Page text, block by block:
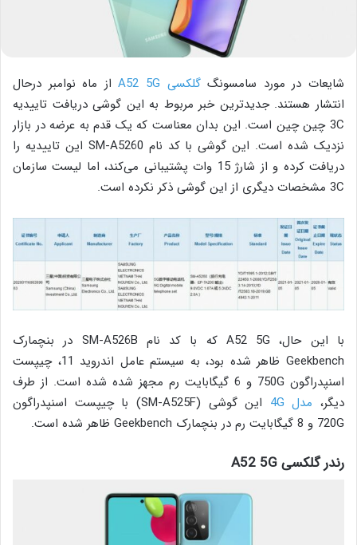
شایعات در مورد سامسونگگلکسی A52 5G
از ماه نوامبر درحال
انتشار هستند. جدیدترین خبر مربوط به این گوشی دریافت تاییدیه
3C چین چین است. این بدان معناست که یک قدم به عرضه در بازار
نزدیک شده است. این گوشی با کد نام SM-A5260 این تاییدیه را
دریافت کرده و از شارژ 15 وات پشتیبانی می‌کند، اما لیست سازمان
3C مشخصات دیگری از این گوشی ذکر نکرده است.
با این حال، A52 5G که با کد نام SM-A526B در بنچمارک
Geekbench ظاهر شده بود، به سیستم عامل اندروید 11، چیپست
اسنپدراگون 750G و 6 گیگابایت رم مجهز شده شده است. از طرف
دیگر، مدل 4G
این گوشی (SM-A525F) با چیپست اسنپدراگون
720G و 8 گیگابایت رم در بنچمارک Geekbench ظاهر شده است.
رندر گلکسی A52 5G